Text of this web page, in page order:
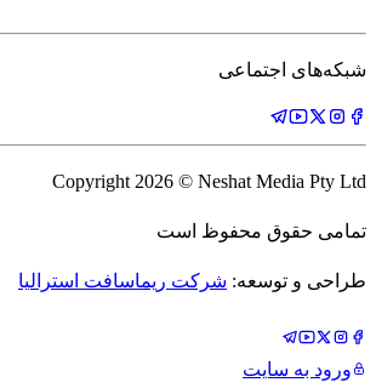
شبکه‌های اجتماعی
Copyright 2026 © Neshat Media Pty Ltd
تمامی حقوق محفوظ است
طراحی و توسعه: شرکت ریماسافت استرالیا
ورود به سایت